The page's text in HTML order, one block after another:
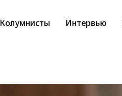
Колумнисты Интервью